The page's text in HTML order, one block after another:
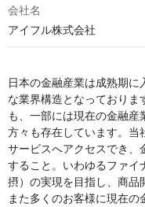
会社名
アイフル株式会社
日本の金融産業は成熟期に
な業界構造となっておりま
も、一部には現在の金融
方々も存在しています。当
サービスへアクセスでき、
すること。いわゆるファイ
摂）の実現を目指し、商品
また多くのお客様に現在